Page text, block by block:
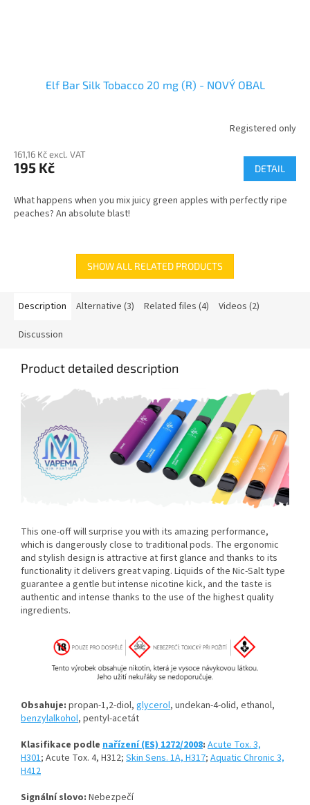
Elf Bar Silk Tobacco 20 mg (R) - NOVÝ OBAL
Registered only
161,16 Kč excl. VAT
195 Kč DETAIL
What happens when you mix juicy green apples with perfectly ripe
peaches? An absolute blast!
SHOW ALL RELATED PRODUCTS
Description Alternative (3) Related files (4) Videos (2)
Discussion
Product detailed description
This one-off will surprise you with its amazing performance,
which is dangerously close to traditional pods. The ergonomic
and stylish design is attractive at first glance and thanks to its
functionality it delivers great vaping. Liquids of the Nic-Salt type
guarantee a gentle but intense nicotine kick, and the taste is
authentic and intense thanks to the use of the highest quality
ingredients.
Obsahuje: propan-1,2-diol, glycerol, undekan-4-olid, ethanol,
benzylalkohol, pentyl-acetát
Klasifikace podle nařízení (ES) 1272/2008: Acute Tox. 3,
H301; Acute Tox. 4, H312; Skin Sens. 1A, H317; Aquatic Chronic 3,
H412
Signální slovo: Nebezpečí